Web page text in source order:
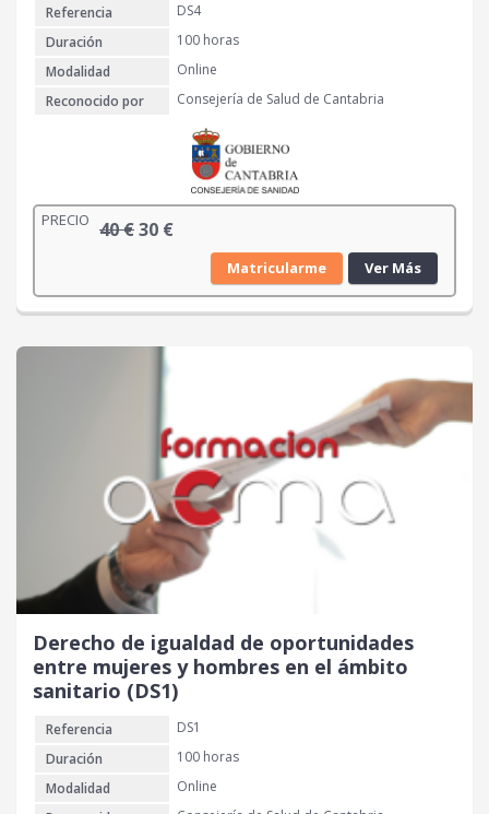
Referencia
DS4
Duración
100 horas
Modalidad
Online
Reconocido por
Consejería de Salud de Cantabria
PRECIO 40€E
r
c
g
i
n
a
l
e
r
a
:
30 €E
r
c
t
u
a
l
e
s
3
0
€
Matricularme Ver Más
Derecho de igualdad de oportunidades
entre mujeres y hombres en el ámbito
sanitario (DS1)
Referencia
DS1
Duración
100 horas
Modalidad
Online